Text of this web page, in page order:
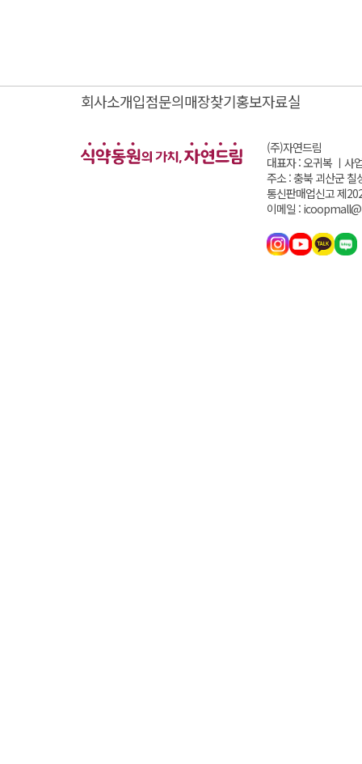
회사소개입점문의매장찾기홍보자료실
(주)자연드림
대표자 : 오귀복 ㅣ 사
주소 : 충북 괴산군 칠
통신판매업신고 제
이메일 :